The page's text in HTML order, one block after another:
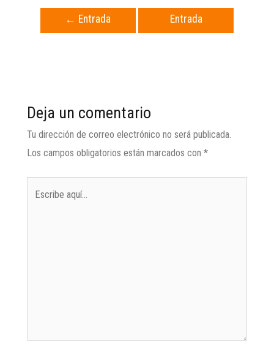
← Entrada
Entrada
Deja un comentario
Tu dirección de correo electrónico no será publicada.
Los campos obligatorios están marcados con *